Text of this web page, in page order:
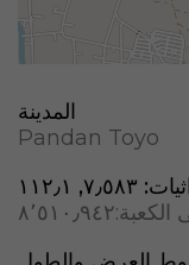
المدينة
Pandan Toyo
الكعبة:٨٬٥١٠٫٩٤٢